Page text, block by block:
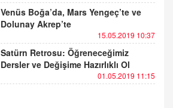
Venüs Boğa’da, Mars Yengeç’te ve
Dolunay Akrep’te
15.05.2019 10:37
Satürn Retrosu: Öğreneceğimiz
Dersler ve Değişime Hazırlıklı Ol
01.05.2019 11:15